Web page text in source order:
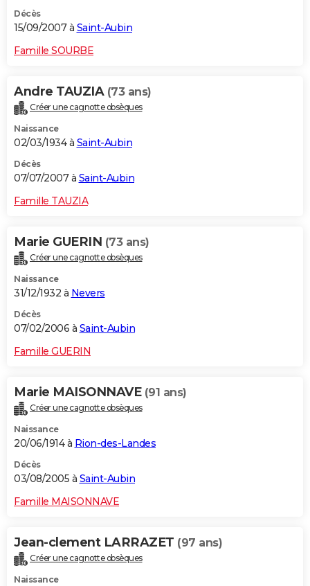
Décès
15/09/2007 à Saint-Aubin
Famille SOURBE
Andre TAUZIA (73 ans)
Créer une cagnotte obsèques
Naissance
02/03/1934 à Saint-Aubin
Décès
07/07/2007 à Saint-Aubin
Famille TAUZIA
Marie GUERIN (73 ans)
Créer une cagnotte obsèques
Naissance
31/12/1932 à Nevers
Décès
07/02/2006 à Saint-Aubin
Famille GUERIN
Marie MAISONNAVE (91 ans)
Créer une cagnotte obsèques
Naissance
20/06/1914 à Rion-des-Landes
Décès
03/08/2005 à Saint-Aubin
Famille MAISONNAVE
Jean-clement LARRAZET (97 ans)
Créer une cagnotte obsèques
Naissance